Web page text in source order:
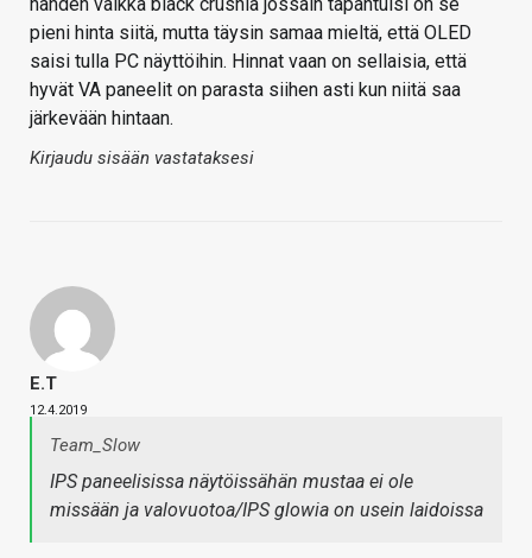
pieni hinta siitä, mutta täysin samaa mieltä, että OLED
saisi tulla PC näyttöihin. Hinnat vaan on sellaisia, että
hyvät VA paneelit on parasta siihen asti kun niitä saa
järkevään hintaan.
Kirjaudu sisään vastataksesi
E.T
12.4.2019
Team_Slow
IPS paneelisissa näytöissähän mustaa ei ole
missään ja valovuotoa/IPS glowia on usein laidoissa